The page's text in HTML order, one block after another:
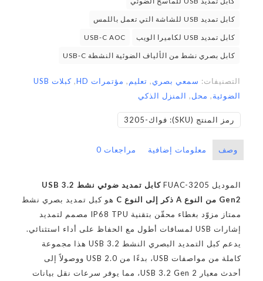
كابل تمديد USB للشاشة التي تعمل باللمس
كابل تمديد USB لكاميرا الويب USB-C AOC
كابل بصري نشط من الألياف الضوئية النشطة USB-C
التصنيفات: سمعي بصري, تعليم , مؤتمرات HD ,
كبلات USB
الضوئية, محل, المنزل الذكي
رمز المنتج (SKU): فواك-3205
وصف معلومات إضافية مراجعات 0
الموديل FUAC-3205
كابل تمديد ضوئي نشط USB 3.2
Gen2 من النوع A ذكر إلى النوع C
هو كبل تمديد بصري نشط
ممتاز مزوّد بغطاء محقّن بتقنية IP68 TPU مصمم لتمديد
إشارات USB لمسافات أطول مع الحفاظ على أداء استثنائي.
يدعم كبل التمديد البصري النشط USB 3.2 هذا مجموعة
كاملة من مواصفات USB، بدءًا من USB 2.0 ووصولاً إلى
أحدث معيار USB 3.2 Gen 2، مما يوفر سرعات نقل بيانات